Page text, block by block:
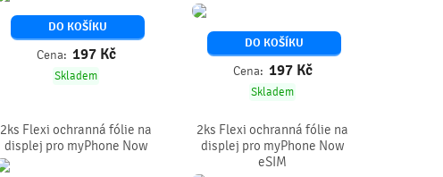
DO KOŠÍKU
Cena: 197 Kč
Skladem
DO KOŠÍKU
Cena: 197 Kč
Skladem
2ks Flexi ochranná fólie na
displej pro myPhone Now
2ks Flexi ochranná fólie na
displej pro myPhone Now
eSIM